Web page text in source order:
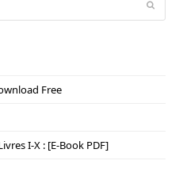
Free
I-X : [E-Book PDF]